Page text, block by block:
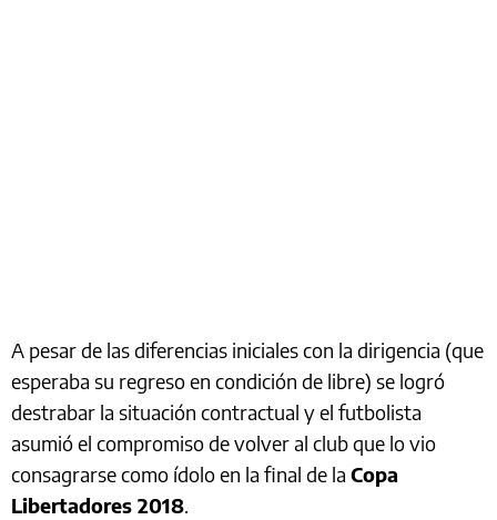
A pesar de las diferencias iniciales con la dirigencia (que
esperaba su regreso en condición de libre) se logró
destrabar la situación contractual y el futbolista
asumió el compromiso de volver al club que lo vio
consagrarse como ídolo en la final de la Copa
Libertadores 2018.